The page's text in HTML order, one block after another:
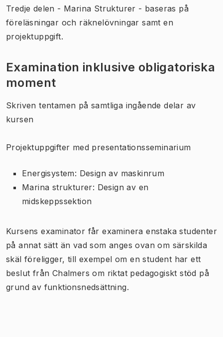
Tredje delen - Marina Strukturer - baseras på
föreläsningar och räknelövningar samt en
projektuppgift.
Examination inklusive obligatoriska
moment
Skriven tentamen på samtliga ingående delar av
kursen
Projektuppgifter med presentationsseminarium
Energisystem: Design av maskinrum
Marina strukturer: Design av en
midskeppssektion
Kursens examinator får examinera enstaka studenter
på annat sätt än vad som anges ovan om särskilda
skäl föreligger, till exempel om en student har ett
beslut från Chalmers om riktat pedagogiskt stöd på
grund av funktionsnedsättning.